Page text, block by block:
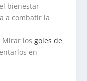
bienestar
a combatir la
Mirar los goles de
en